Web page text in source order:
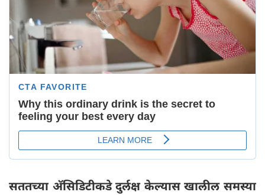
सततच्या अ‍ॅसिडिटीकडे दुर्लक्ष केल्यास खालील समस्या